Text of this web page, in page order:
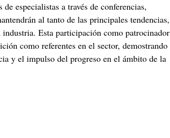
especialistas a través de conferencias,
al tanto de las principales tendencias,
industria. Esta participación como patrocinador
como referentes en el sector, demostrando
y el impulso del progreso en el ámbito de la